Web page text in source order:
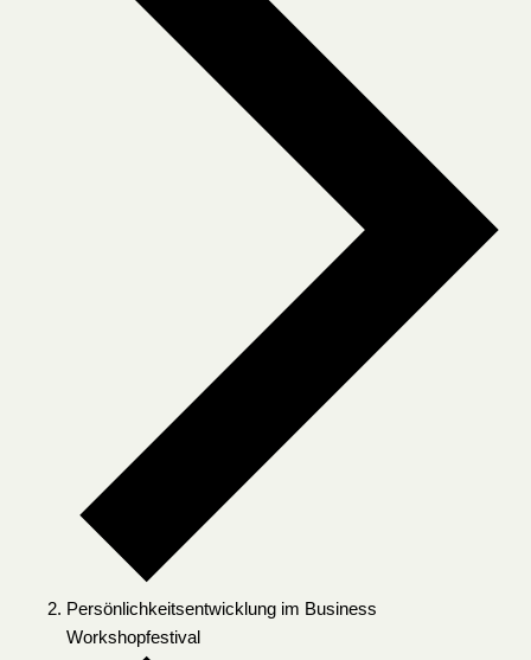
Persönlichkeitsentwicklung im Business
Workshopfestival